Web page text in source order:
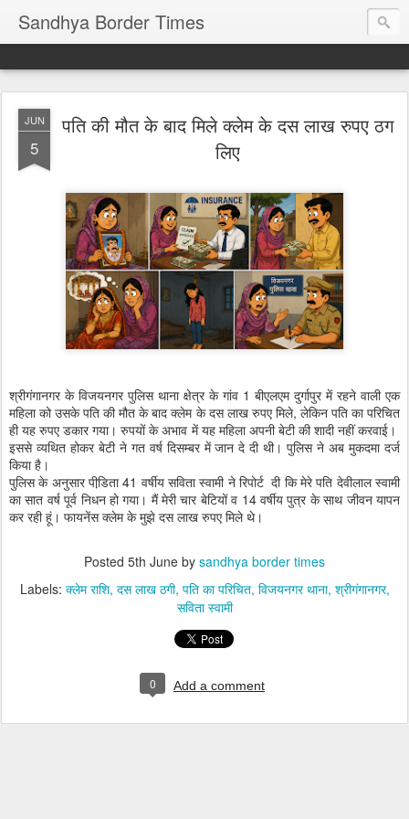
Sandhya Border Times
JUN
5
पति की मौत के बाद मिले क्लेम के दस लाख रुपए ठग
लिए
श्रीगंगानगर के विजयनगर पुलिस थाना क्षेत्र के गांव 1 बीएलएम दुर्गापुर में रहने वाली एक
महिला को उसके पति की मौत के बाद क्लेम के दस लाख रुपए मिले, लेकिन पति का परिचित
ही यह रुपए डकार गया। रुपयों के अभाव में यह महिला अपनी बेटी की शादी नहीं करवाई।
इससे व्यथित होकर बेटी ने गत वर्ष दिसम्बर में जान दे दी थी। पुलिस ने अब मुकदमा दर्ज
किया है।
पुलिस के अनुसार पीडि़ता 41 वर्षीय सविता स्वामी ने रिपोर्ट दी कि मेरे पति देवीलाल स्वामी
का सात वर्ष पूर्व निधन हो गया। मैं मेरी चार बेटियों व 14 वर्षीय पुत्र के साथ जीवन यापन
कर रही हूं। फायनेंस क्लेम के मुझे दस लाख रुपए मिले थे।
Posted 5th June by sandhya border times
Labels: क्लेम राशि दस लाख ठगी पति का परिचित विजयनगर थाना श्रीगंगानगर
सविता स्वामी
0 Add a comment